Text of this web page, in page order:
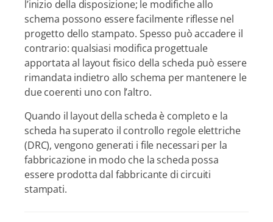
l’inizio della disposizione; le modifiche allo
schema possono essere facilmente riflesse nel
progetto dello stampato. Spesso può accadere il
contrario: qualsiasi modifica progettuale
apportata al layout fisico della scheda può essere
rimandata indietro allo schema per mantenere le
due coerenti uno con l’altro.
Quando il layout della scheda è completo e la
scheda ha superato il controllo regole elettriche
(DRC), vengono generati i file necessari per la
fabbricazione in modo che la scheda possa
essere prodotta dal fabbricante di circuiti
stampati.